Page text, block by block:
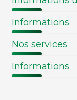
Informations
Nos services
Informations